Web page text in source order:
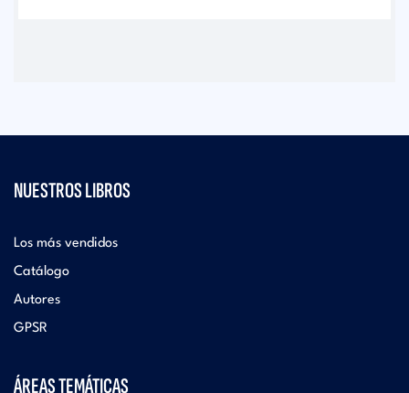
NUESTROS LIBROS
Los más vendidos
Catálogo
Autores
GPSR
ÁREAS TEMÁTICAS